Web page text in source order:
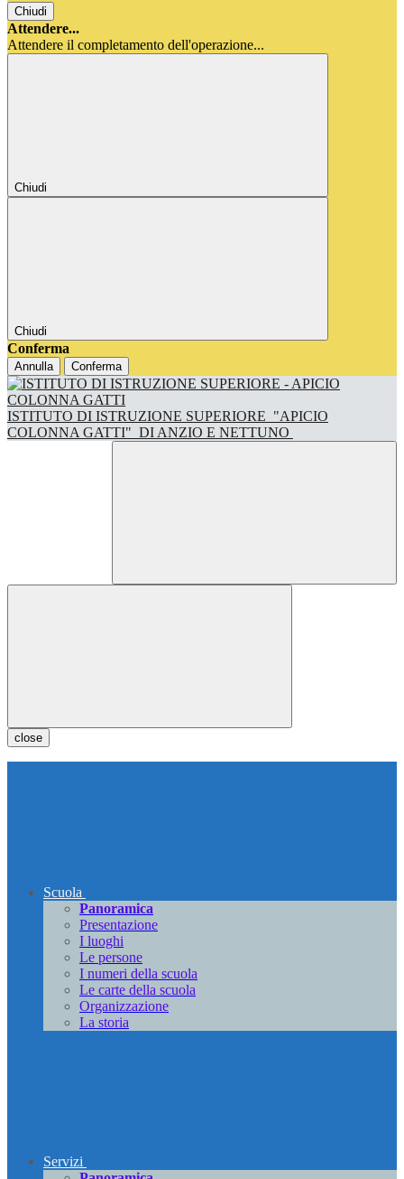
Chiudi
Attendere...
Attendere il completamento dell'operazione...
Chiudi
Chiudi
Conferma
Annulla Conferma
ISTITUTO DI ISTRUZIONE SUPERIORE "APICIO
COLONNA GATTI" DI ANZIO E NETTUNO
close
Scuola
Panoramica
Presentazione
I luoghi
Le persone
I numeri della scuola
Le carte della scuola
Organizzazione
La storia
Servizi